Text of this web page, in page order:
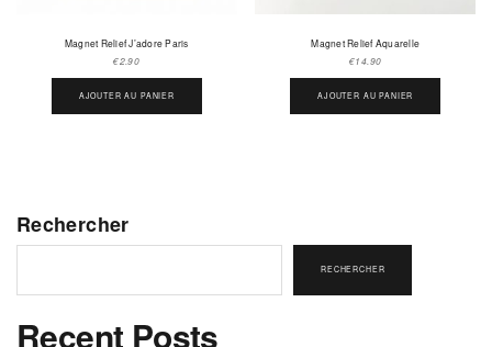
Magnet Relief J’adore Paris
€2.90
AJOUTER AU PANIER
Magnet Relief Aquarelle
€14.90
AJOUTER AU PANIER
Rechercher
RECHERCHER
Recent Posts